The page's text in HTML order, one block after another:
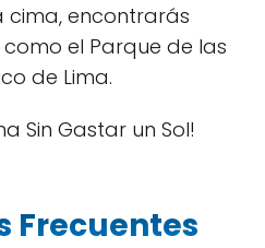
cima, encontrarás
el Parque de las
de Lima.
Sin Gastar un Sol!
Frecuentes